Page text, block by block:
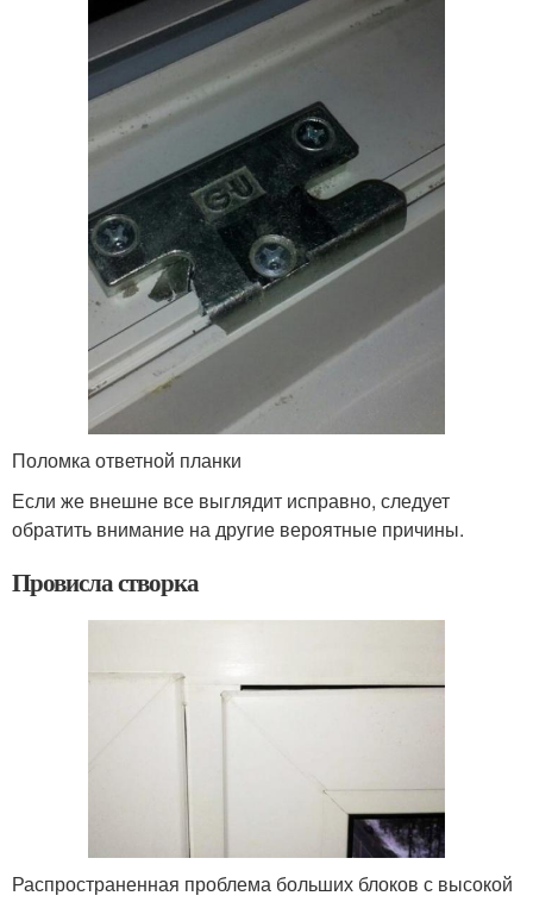
Поломка ответной планки
Если же внешне все выглядит исправно, следует
обратить внимание на другие вероятные причины.
Провисла створка
Распространенная проблема больших блоков с высокой